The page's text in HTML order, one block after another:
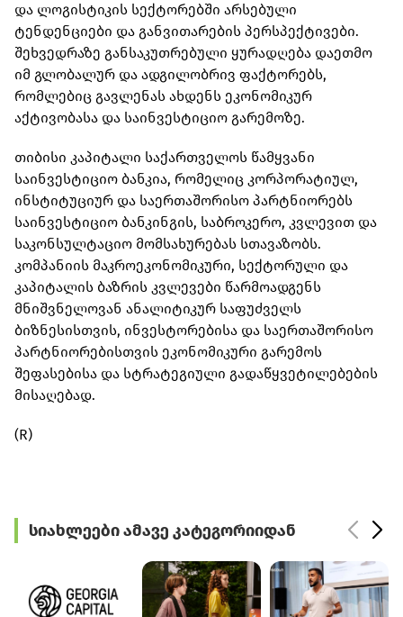
და ლოგისტიკის სექტორებში არსებული
ტენდენციები და განვითარების პერსპექტივები.
შეხვედრაზე განსაკუთრებული ყურადღება დაეთმო
იმ გლობალურ და ადგილობრივ ფაქტორებს,
რომლებიც გავლენას ახდენს ეკონომიკურ
აქტივობასა და საინვესტიციო გარემოზე.
თიბისი კაპიტალი საქართველოს წამყვანი
საინვესტიციო ბანკია, რომელიც კორპორატიულ,
ინსტიტუციურ და საერთაშორისო პარტნიორებს
საინვესტიციო ბანკინგის, საბროკერო, კვლევით და
საკონსულტაციო მომსახურებას სთავაზობს.
კომპანიის მაკროეკონომიკური, სექტორული და
კაპიტალის ბაზრის კვლევები წარმოადგენს
მნიშვნელოვან ანალიტიკურ საფუძველს
ბიზნესისთვის, ინვესტორებისა და საერთაშორისო
პარტნიორებისთვის ეკონომიკური გარემოს
შეფასებისა და სტრატეგიული გადაწყვეტილებების
მისაღებად.
(R)
სიახლეები ამავე კატეგორიიდან